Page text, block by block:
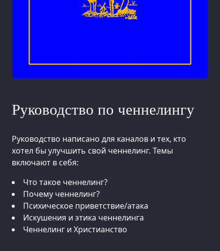
Руководство по ченнелингу
Руководство написано для каналов и тех, кто
хотел бы улучшить свой ченнелинг. Темы
включают в себя:
Что такое ченнелинг?
Почему ченнелинг?
Психическое приветствие/атака
Искушения и этика ченнелинга
Ченнелинг и Христианство